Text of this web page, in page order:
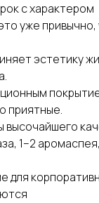
с характером
уже привычно,
эстетику
приятные.
высочайшего
1–2
для